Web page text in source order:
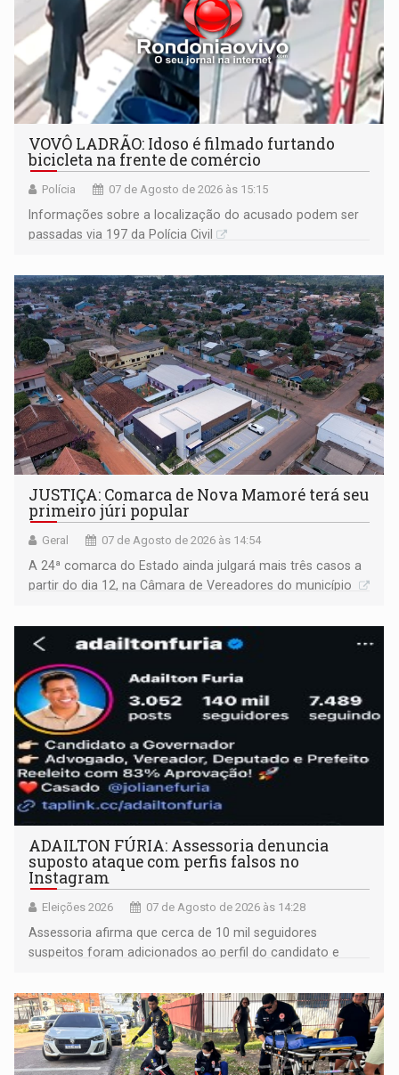
VOVÔ LADRÃO: Idoso é filmado furtando
bicicleta na frente de comércio
Polícia 07 de Agosto de 2026 às 15:15
Informações sobre a localização do acusado podem ser
passadas via 197 da Polícia Civil
JUSTIÇA: Comarca de Nova Mamoré terá seu
primeiro júri popular
Geral 07 de Agosto de 2026 às 14:54
A 24ª comarca do Estado ainda julgará mais três casos a
partir do dia 12, na Câmara de Vereadores do município
ADAILTON FÚRIA: Assessoria denuncia
suposto ataque com perfis falsos no
Instagram
Eleições 2026 07 de Agosto de 2026 às 14:28
Assessoria afirma que cerca de 10 mil seguidores
suspeitos foram adicionados ao perfil do candidato e
remover as contas